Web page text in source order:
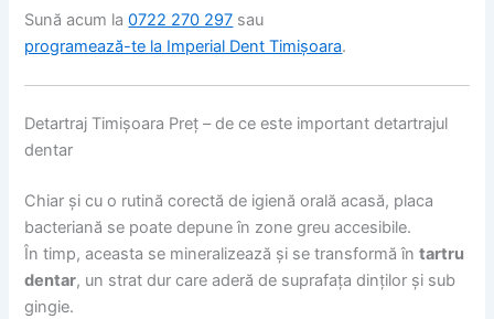
Sună acum la0722 270 297 sau
programează-te la Imperial Dent Timișoara.
Detartraj Timișoara Preț – de ce este important detartrajul
dentar
Chiar și cu o rutină corectă de igienă orală acasă, placa
bacteriană se poate depune în zone greu accesibile.
În timp, aceasta se mineralizează și se transformă întartru
dentar, un strat dur care aderă de suprafața dinților și sub
gingie.